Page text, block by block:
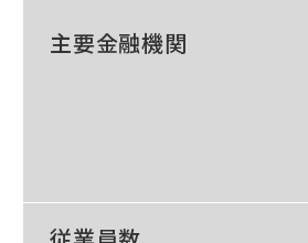
主要金融機関